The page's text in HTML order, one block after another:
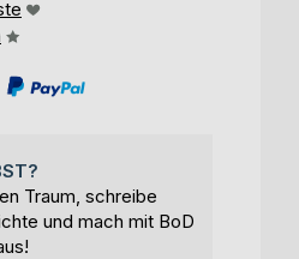
Traum, schreibe
und mach mit BoD